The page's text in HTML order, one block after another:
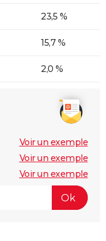
23,5 %
15,7 %
2,0 %
Voir un exemple
Voir un exemple
Voir un exemple